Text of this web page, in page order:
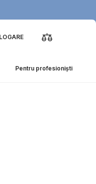
LOGARE
Pentru profesioniști